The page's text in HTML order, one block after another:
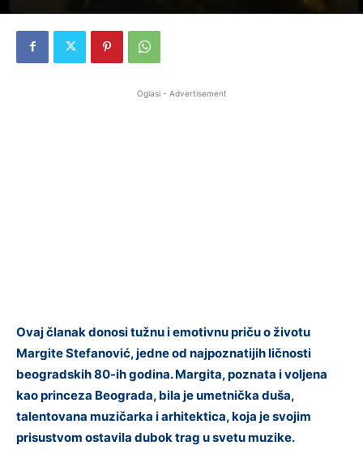
Oglasi - Advertisement
Ovaj članak donosi tužnu i emotivnu priču o životu
Margite Stefanović, jedne od najpoznatijih ličnosti
beogradskih 80-ih godina. Margita, poznata i voljena
kao princeza Beograda, bila je umetnička duša,
talentovana muzičarka i arhitektica, koja je svojim
prisustvom ostavila dubok trag u svetu muzike.